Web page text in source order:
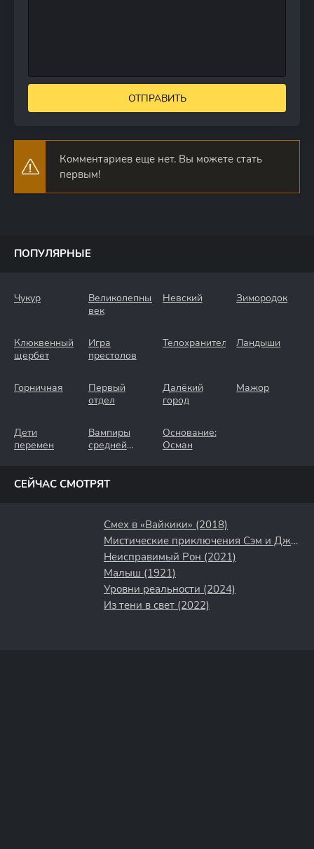
ОТПРАВИТЬ
Комментариев еще нет. Вы можете стать
первым!
ПОПУЛЯРНЫЕ
Чукур
Великолепный
век
Невский Зимородок
Клюквенный
щербет
Игра
престолов
Телохранители Ландыши
Горничная
Первый
отдел
Далёкий
город
Мажор
Дети
перемен
Вампиры
средней
Основание:
Осман
СЕЙЧАС СМОТРЯТ
Смех в «Вайкики» (2018)
Мистические приключения Сэм и Джейд (2022)
Неисправимый Рон (2021)
Малыш (1921)
Уровни реальности (2024)
Из тени в свет (2022)